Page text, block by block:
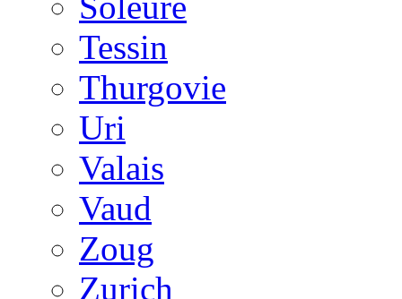
Tessin
Thurgovie
Uri
Valais
Vaud
Zoug
Zurich